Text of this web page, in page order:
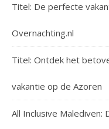
Titel: De perfecte
Overnachting.nl
Titel: Ontdek het
vakantie op de Azoren
All Inclusive